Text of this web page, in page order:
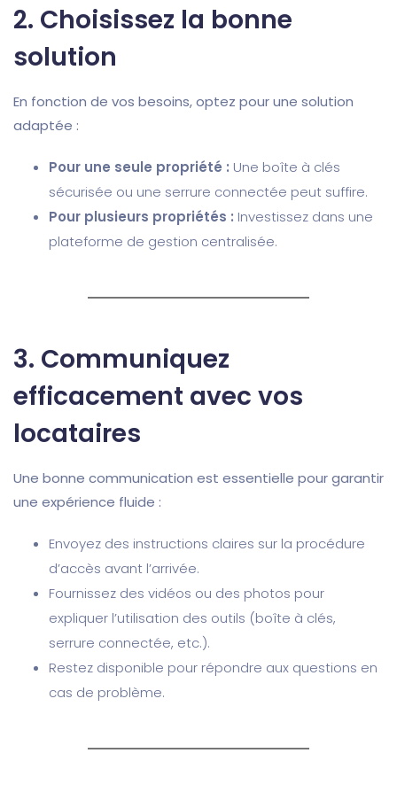
2. Choisissez la bonne
solution
En fonction de vos besoins, optez pour une solution
adaptée :
Pour une seule propriété : Une boîte à clés
sécurisée ou une serrure connectée peut suffire.
Pour plusieurs propriétés : Investissez dans une
plateforme de gestion centralisée.
3. Communiquez
efficacement avec vos
locataires
Une bonne communication est essentielle pour garantir
une expérience fluide :
Envoyez des instructions claires sur la procédure
d’accès avant l’arrivée.
Fournissez des vidéos ou des photos pour
expliquer l’utilisation des outils (boîte à clés,
serrure connectée, etc.).
Restez disponible pour répondre aux questions en
cas de problème.